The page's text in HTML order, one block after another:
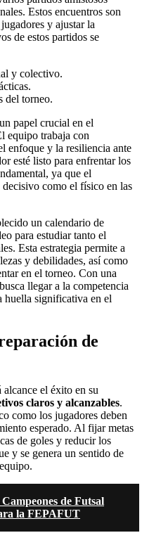
Estos encuentros son
y ajustar la
de estos partidos se
y colectivo.
del torneo.
papel crucial en el
equipo trabaja con
enfoque y la resiliencia ante
esté listo para enfrentar los
ya que el
como el físico en las
un calendario de
para estudiar tanto el
Esta estrategia permite a
y debilidades, así como
en el torneo. Con una
llegar a la competencia
huella significativa en el
de
el éxito en su
claros y alcanzables.
como los jugadores deben
esperado. Al fijar metas
de goles y reducir los
y se genera un sentido de
de Futsal
la FEPAFUT